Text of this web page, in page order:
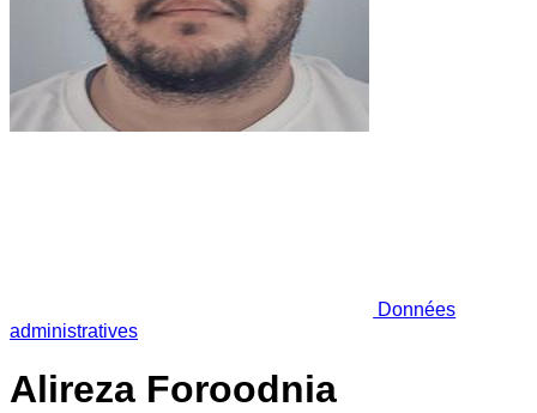
Données
administratives
Alireza Foroodnia